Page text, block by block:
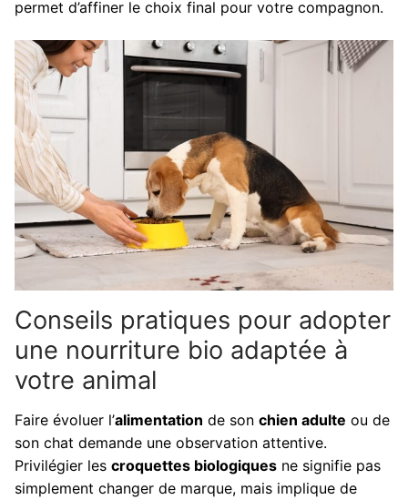
permet d’affiner le choix final pour votre compagnon.
Conseils pratiques pour adopter
une nourriture bio adaptée à
votre animal
Faire évoluer l’alimentation de son chien adulte ou de
son chat demande une observation attentive.
Privilégier les croquettes biologiques ne signifie pas
simplement changer de marque, mais implique de